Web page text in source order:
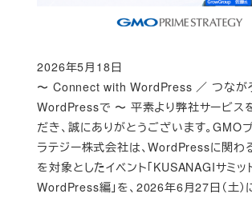
〜 Connect with WordPress ／ つなが
WordPressで 〜 平素より弊社サービス
だき、誠にありがとうございます。GMOプ
ラテジー株式会社は、WordPressに関わ
を対象としたイベント「KUSANAGIサミッ
WordPress編」を、2026年6月27日（土）
Published
2026年5月18日